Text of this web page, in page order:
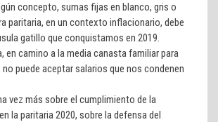
concepto, sumas fijas en blanco, gris o
paritaria, en un contexto inflacionario, debe
gatillo que conquistamos en 2019.
en camino a la media canasta familiar para
puede aceptar salarios que nos condenen
vez más sobre el cumplimiento de la
la paritaria 2020, sobre la defensa del